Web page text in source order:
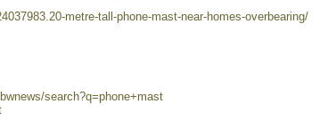
metre-tall-phone-mast-near-homes-overbearing/
search?q=phone+mast